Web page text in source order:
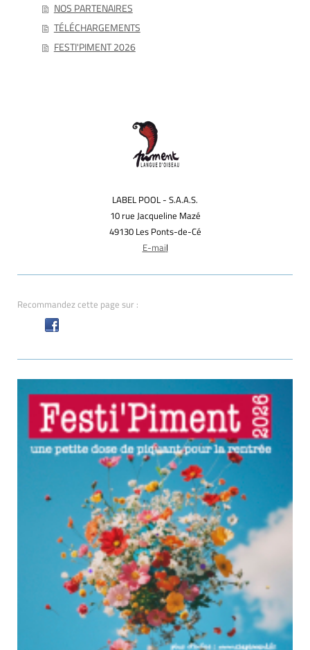
NOS PARTENAIRES
TÉLÉCHARGEMENTS
FESTI'PIMENT 2026
LABEL POOL - S.A.A.S.
10 rue Jacqueline Mazé
49130 Les Ponts-de-Cé
E-mail
Recommandez cette page sur :